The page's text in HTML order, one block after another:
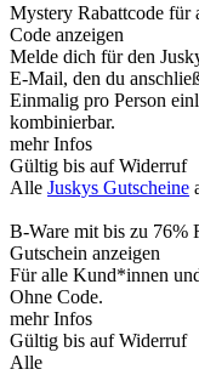
Mystery Rabattcode für
Code anzeigen
Melde dich für den
E-Mail, den du
Einmalig pro Person
kombinierbar.
mehr Infos
Gültig bis auf Widerruf
Alle Juskys Gutscheine
B-Ware mit bis zu 76%
Gutschein anzeigen
Für alle Kund*innen
Ohne Code.
mehr Infos
Gültig bis auf Widerruf
Alle